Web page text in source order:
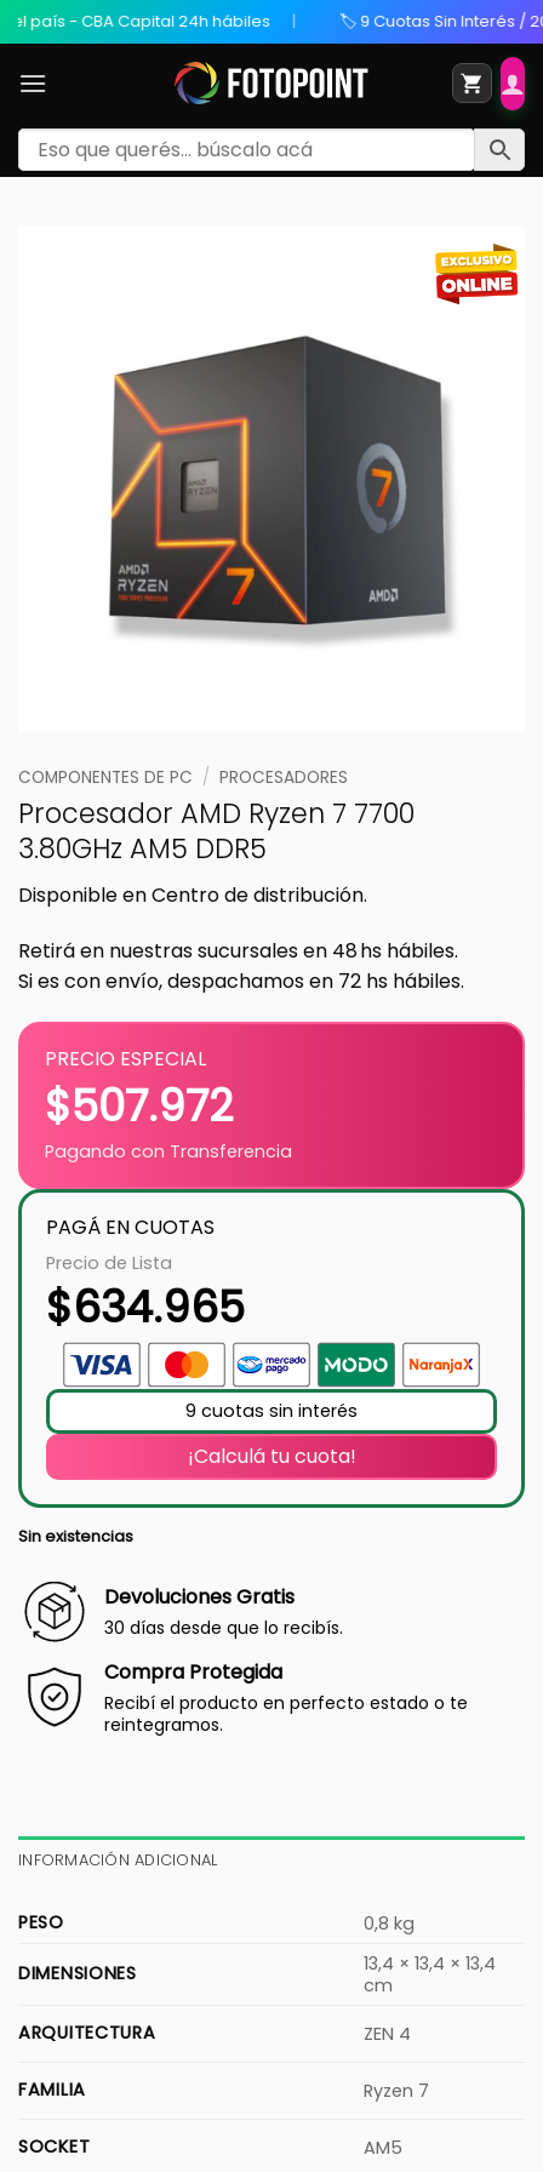
- CBA Capital 24h hábiles 🏷️ 9 Cuotas Sin Interés / 20%
COMPONENTES DE PC / PROCESADORES
Procesador AMD Ryzen 7 7700
3.80GHz AM5 DDR5
Disponible en Centro de distribución.
Retirá en nuestras sucursales en 48 hs hábiles.
Si es con envío, despachamos en 72 hs hábiles.
PRECIO ESPECIAL
$507.972
Pagando con Transferencia
PAGÁ EN CUOTAS
Precio de Lista
$634.965
9 cuotas sin interés
¡Calculá tu cuota!
Sin existencias
Devoluciones Gratis
30 días desde que lo recibís.
Compra Protegida
Recibí el producto en perfecto estado o te
reintegramos.
INFORMACIÓN ADICIONAL
PESO 0,8 kg
DIMENSIONES
13,4 × 13,4 × 13,4
cm
ARQUITECTURA
ZEN 4
FAMILIA Ryzen 7
SOCKET AM5